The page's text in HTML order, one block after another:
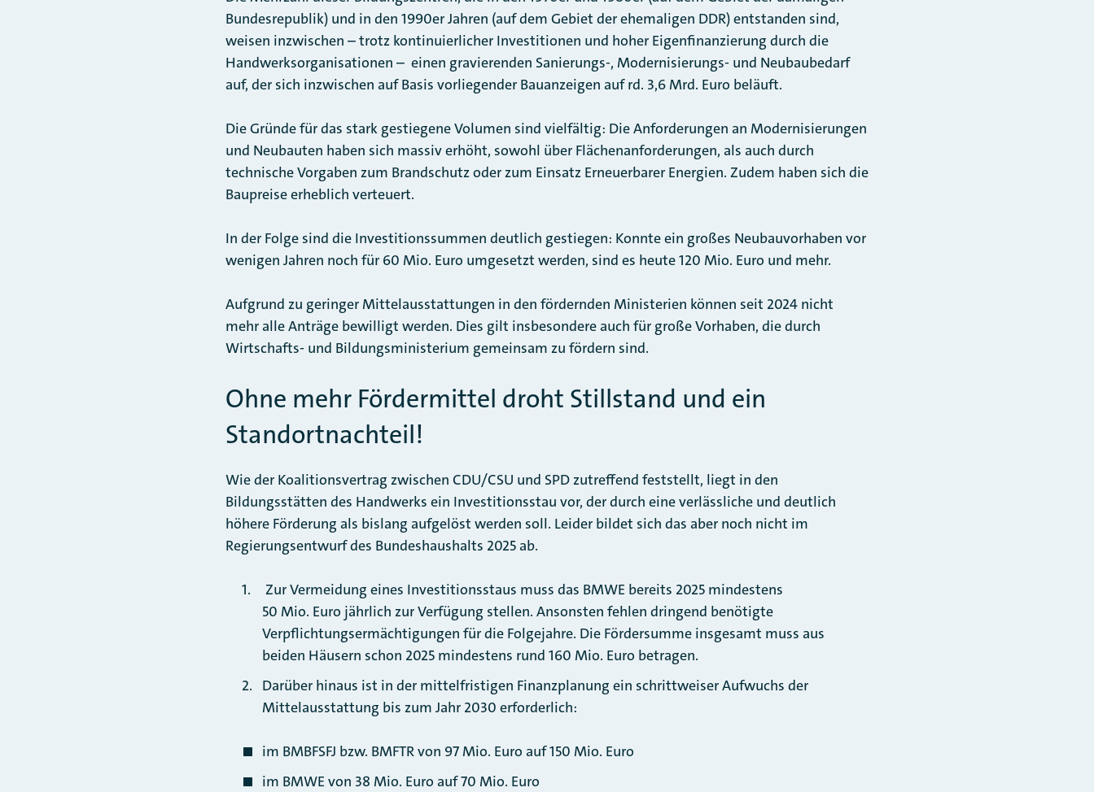
Bundesrepublik) und in den 1990er Jahren (auf dem Gebiet der ehemaligen DDR) entstanden sind,
weisen inzwischen – trotz kontinuierlicher Investitionen und hoher Eigenfinanzierung durch die
Handwerksorganisationen – einen gravierenden Sanierungs-, Modernisierungs- und Neubaubedarf
auf, der sich inzwischen auf Basis vorliegender Bauanzeigen auf rd. 3,6 Mrd. Euro beläuft.
Die Gründe für das stark gestiegene Volumen sind vielfältig: Die Anforderungen an Modernisierungen
und Neubauten haben sich massiv erhöht, sowohl über Flächenanforderungen, als auch durch
technische Vorgaben zum Brandschutz oder zum Einsatz Erneuerbarer Energien. Zudem haben sich die
Baupreise erheblich verteuert.
In der Folge sind die Investitionssummen deutlich gestiegen: Konnte ein großes Neubauvorhaben vor
wenigen Jahren noch für 60 Mio. Euro umgesetzt werden, sind es heute 120 Mio. Euro und mehr.
Aufgrund zu geringer Mittelausstattungen in den fördernden Ministerien können seit 2024 nicht
mehr alle Anträge bewilligt werden. Dies gilt insbesondere auch für große Vorhaben, die durch
Wirtschafts- und Bildungsministerium gemeinsam zu fördern sind.
Ohne mehr Fördermittel droht Stillstand und ein
Standortnachteil!
Wie der Koalitionsvertrag zwischen CDU/CSU und SPD zutreffend feststellt, liegt in den
Bildungsstätten des Handwerks ein Investitionsstau vor, der durch eine verlässliche und deutlich
höhere Förderung als bislang aufgelöst werden soll. Leider bildet sich das aber noch nicht im
Regierungsentwurf des Bundeshaushalts 2025 ab.
Zur Vermeidung eines Investitionsstaus muss das BMWE bereits 2025 mindestens
50 Mio. Euro jährlich zur Verfügung stellen. Ansonsten fehlen dringend benötigte
Verpflichtungsermächtigungen für die Folgejahre. Die Fördersumme insgesamt muss aus
beiden Häusern schon 2025 mindestens rund 160 Mio. Euro betragen.
Darüber hinaus ist in der mittelfristigen Finanzplanung ein schrittweiser Aufwuchs der
Mittelausstattung bis zum Jahr 2030 erforderlich:
im BMBFSFJ bzw. BMFTR von 97 Mio. Euro auf 150 Mio. Euro
im BMWE von 38 Mio. Euro auf 70 Mio. Euro